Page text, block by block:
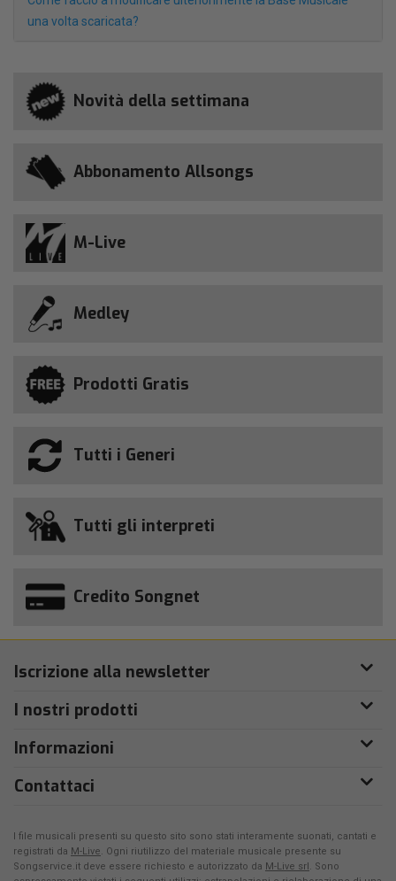
una volta scaricata?
Novità della settimana
Abbonamento Allsongs
M-Live
Medley
Prodotti Gratis
Tutti i Generi
Tutti gli interpreti
Credito Songnet
Iscrizione alla newsletter
I nostri prodotti
Informazioni
Contattaci
I file musicali presenti su questo sito sono stati interamente suonati, cantati e
registrati da M-Live. Ogni riutilizzo del materiale musicale presente su
Songservice.it deve essere richiesto e autorizzato da M-Live srl. Sono